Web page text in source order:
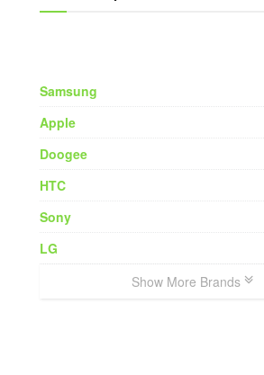
Samsung
Apple
Doogee
HTC
Sony
LG
Show More Brands